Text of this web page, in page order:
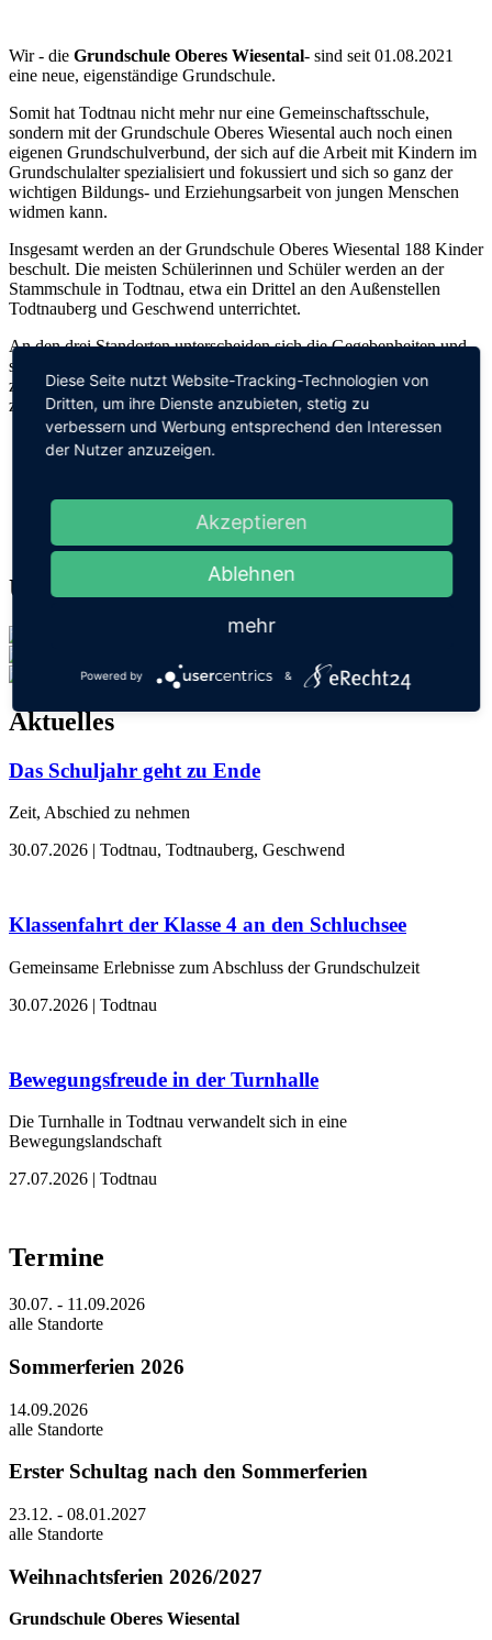
Wir - die Grundschule Oberes Wiesental- sind seit 01.08.2021
eine neue, eigenständige Grundschule.
Somit hat Todtnau nicht mehr nur eine Gemeinschaftsschule,
sondern mit der Grundschule Oberes Wiesental auch noch einen
eigenen Grundschulverbund, der sich auf die Arbeit mit Kindern im
Grundschulalter spezialisiert und fokussiert und sich so ganz der
wichtigen Bildungs- und Erziehungsarbeit von jungen Menschen
widmen kann.
Insgesamt werden an der Grundschule Oberes Wiesental 188 Kinder
beschult. Die meisten Schülerinnen und Schüler werden an der
Stammschule in Todtnau, etwa ein Drittel an den Außenstellen
Todtnauberg und Geschwend unterrichtet.
An den drei Standorten unterscheiden sich die Gegebenheiten und
somit auch die Unterrichtskonzepte und Arbeitsweisen.
zertifizierte Naturpark-Schule verbinden uns Schwerpunktthemen
zur Region Südschwarzwald, die wir leben und gestalten.
Unsere Standorte
Aktuelles
Das Schuljahr geht zu Ende
Zeit, Abschied zu nehmen
30.07.2026 | Todtnau, Todtnauberg, Geschwend
Klassenfahrt der Klasse 4 an den Schluchsee
Gemeinsame Erlebnisse zum Abschluss der Grundschulzeit
30.07.2026 | Todtnau
Bewegungsfreude in der Turnhalle
Die Turnhalle in Todtnau verwandelt sich in eine
Bewegungslandschaft
27.07.2026 | Todtnau
Termine
30.07. - 11.09.2026
alle Standorte
Sommerferien 2026
14.09.2026
alle Standorte
Erster Schultag nach den Sommerferien
23.12. - 08.01.2027
alle Standorte
Weihnachtsferien 2026/2027
Grundschule Oberes Wiesental
Diese Seite nutzt Website-Tracking-Technologien von
Dritten, um ihre Dienste anzubieten, stetig zu
verbessern und Werbung entsprechend den Interessen
der Nutzer anzuzeigen.
Akzeptieren
Ablehnen
mehr
Powered by &